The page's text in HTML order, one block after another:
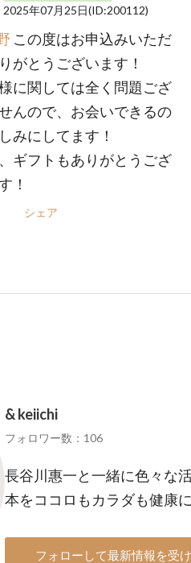
2025年07月25日(ID:200112)
この度はお申込みいただ
がとうございます！
に関しては全く問題ござ
んので、お会いできるの
みにしてます！
ギフトもありがとうござ
！
シェア
& keiichi
フォロワー数：106
長谷川惠一と一緒に色々な
本をココロもカラダも健康
フォローして最新情報を受